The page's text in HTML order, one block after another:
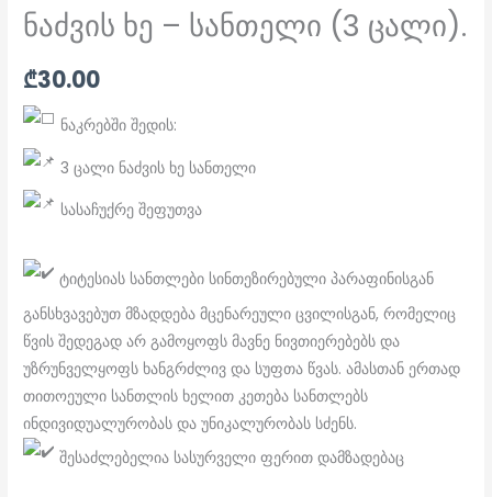
ნაძვის ხე – სანთელი (3 ცალი).
₾30.00
ნაკრებში შედის:
3 ცალი ნაძვის ხე სანთელი
სასაჩუქრე შეფუთვა
ტიტესიას სანთლები სინთეზირებული პარაფინისგან
განსხვავებუთ მზადდება მცენარეული ცვილისგან, რომელიც
წვის შედეგად არ გამოყოფს მავნე ნივთიერებებს და
უზრუნველყოფს ხანგრძლივ და სუფთა წვას. ამასთან ერთად
თითოეული სანთლის ხელით კეთება სანთლებს
ინდივიდუალურობას და უნიკალურობას სძენს.
შესაძლებელია სასურველი ფერით დამზადებაც